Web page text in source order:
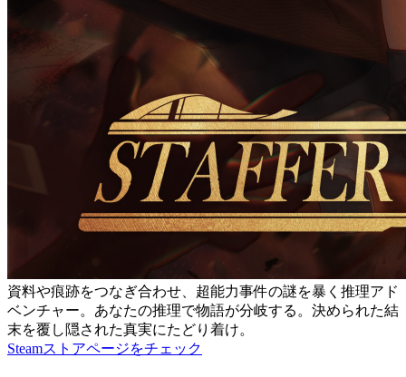
資料や痕跡をつなぎ合わせ、超能力事件の謎を暴く推理アド
ベンチャー。あなたの推理で物語が分岐する。決められた結
末を覆し隠された真実にたどり着け。
Steamストアページをチェック